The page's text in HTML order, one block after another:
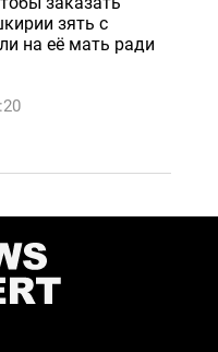
зять с
на её мать ради